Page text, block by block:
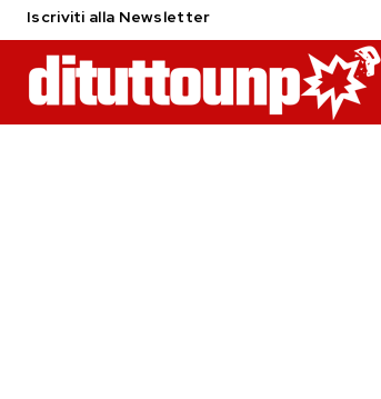
Iscriviti alla Newsletter